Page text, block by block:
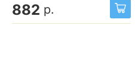
882 р.